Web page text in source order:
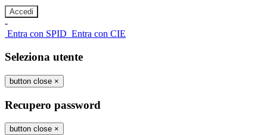
-
Entra con SPID Entra con CIE
Seleziona utente
button close ×
Recupero password
button close ×